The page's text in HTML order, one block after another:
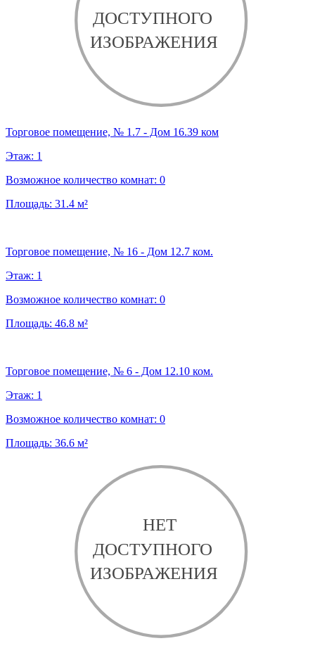
Торговое помещение, № 1.7 - Дом 16.39 ком
Этаж: 1
Возможное количество комнат: 0
Площадь: 31.4 м²
Торговое помещение, № 16 - Дом 12.7 ком.
Этаж: 1
Возможное количество комнат: 0
Площадь: 46.8 м²
Торговое помещение, № 6 - Дом 12.10 ком.
Этаж: 1
Возможное количество комнат: 0
Площадь: 36.6 м²